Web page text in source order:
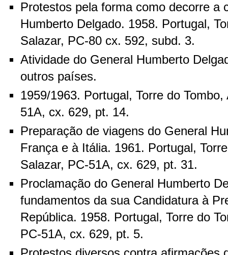
Protestos pela forma como decorre a
Humberto Delgado. 1958. Portugal,
Salazar, PC-80 cx. 592, subd. 3.
Atividade do General Humberto
outros países.
1959/1963. Portugal, Torre do
51A, cx. 629, pt. 14.
Preparação de viagens do General
França e à Itália. 1961. Portugal,
Salazar, PC-51A, cx. 629, pt. 31.
Proclamação do General Humberto
fundamentos da sua Candidatura à
República. 1958. Portugal, Torre do
PC-51A, cx. 629, pt. 5.